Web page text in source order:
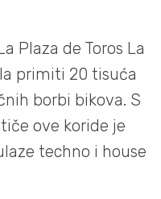
Plaza de Toros La
primiti 20 tisuća
borbi bikova. S
ove koride je
techno i house